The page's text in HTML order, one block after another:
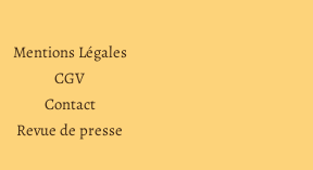
Mentions Légales
CGV
Contact
Revue de presse